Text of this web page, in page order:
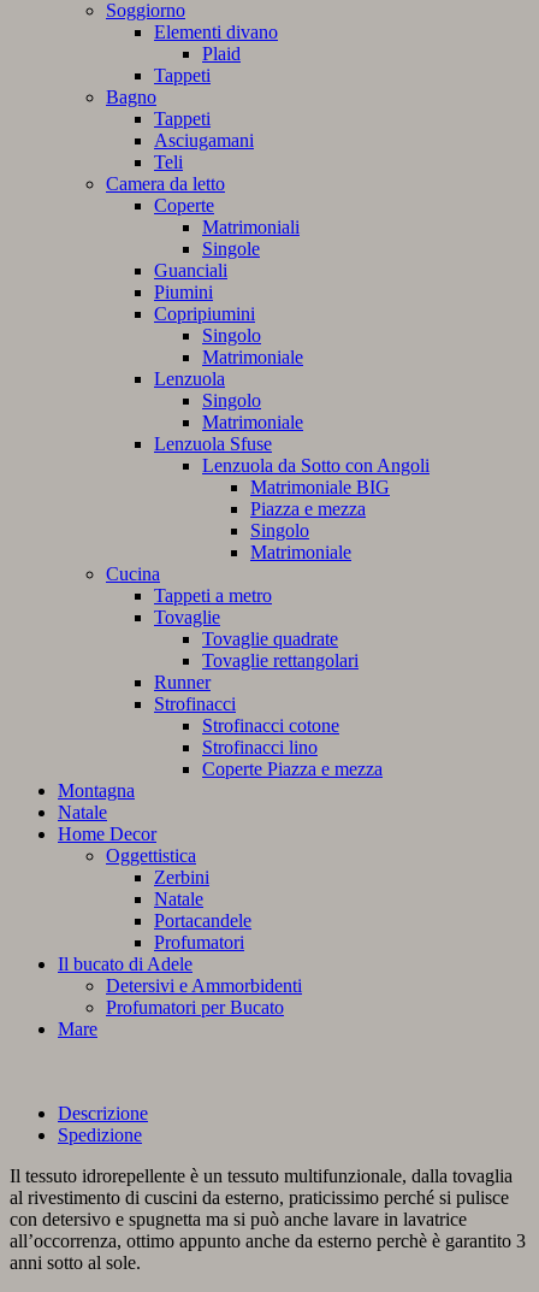
Soggiorno
Elementi divano
Plaid
Tappeti
Bagno
Tappeti
Asciugamani
Teli
Camera da letto
Coperte
Matrimoniali
Singole
Guanciali
Piumini
Copripiumini
Singolo
Matrimoniale
Lenzuola
Singolo
Matrimoniale
Lenzuola Sfuse
Lenzuola da Sotto con Angoli
Matrimoniale BIG
Piazza e mezza
Singolo
Matrimoniale
Cucina
Tappeti a metro
Tovaglie
Tovaglie quadrate
Tovaglie rettangolari
Runner
Strofinacci
Strofinacci cotone
Strofinacci lino
Coperte Piazza e mezza
Montagna
Natale
Home Decor
Oggettistica
Zerbini
Natale
Portacandele
Profumatori
Il bucato di Adele
Detersivi e Ammorbidenti
Profumatori per Bucato
Mare
Descrizione
Spedizione
Il tessuto idrorepellente è un tessuto multifunzionale, dalla tovaglia
al rivestimento di cuscini da esterno, praticissimo perché si pulisce
con detersivo e spugnetta ma si può anche lavare in lavatrice
all’occorrenza, ottimo appunto anche da esterno perchè è garantito 3
anni sotto al sole.